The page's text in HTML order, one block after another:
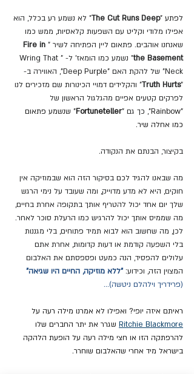
לפתע "The Cut Runs Deep" לא נשמע רע בכלל, הוא
אפילו מלודי וקליט עם השפעות קלאסיות, ממש כמו
שאנחנו אוהבים. פתאום ליין הפתיחה לשיר " Fire in
the Basement
" נשמע כמו הומאז' ל- "Wring That
Neck" של להקת האם
"Deep Purple"
, האווירה ב-
"
Truth Hurts
" והקלידים דמויי הכינורות שם מזכירים לנו
לפרקים קטעים אפיים מהגלגול הראשון של
"Rainbow"
, כך גם "
Fortuneteller" שנשמע פתאום
כמו אחלה שיר.
בקיצור, הבנתם את הנקודה.
מה שבאנו להגיד לכם בסיקור הזה הוא שבמוזיקה אין
חוקים, היא לא מדע מדוייק, ומה שעובד על נימי הרגש
שלך יום אחד יכול להטריף אותך בתקופה אחרת בחיים,
מה שממיס אותך יכול להרגיש כמו הרעלת סוכר לאחר.
לכן, מה שחשוב הוא לבוא תמיד פתוחים, בלי מגננות
בלי השפעה קודמת או דעות קדומות, אחרת אתם
עלולים להפסיד, הנה כמעט ופספסתם את האלבום
המצוין הזה, וכידוע: "ללא מוזיקה, החיים היו שגיאה"
(פרידריך וילהלם ניטשה)...
ראיתם איזה יופי? ואפילו לא אמרנו מילה רעה על
Ritchie Blackmore שגרר את יתר החברים שלו
להרפתקה הזו או חצי מילה רעה על הופעת הלהקה
בישראל מיד אחרי שהאלבום שוחרר.